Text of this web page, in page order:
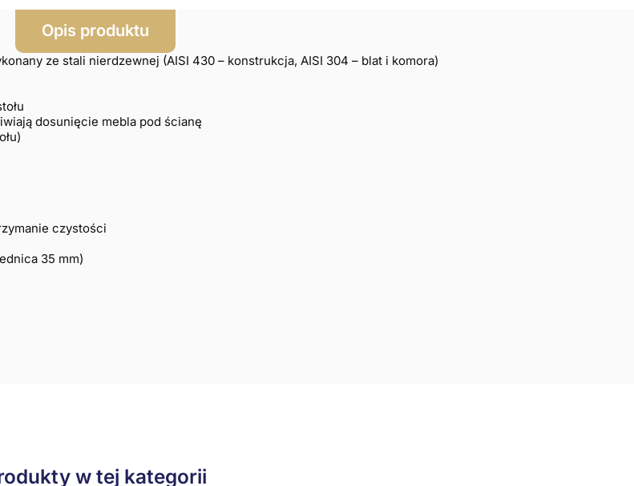
Opis produktu
ze stali nierdzewnej (AISI 430 – konstrukcja, AISI 304 – blat i komora)
dosunięcie mebla pod ścianę
czystości
35 mm)
w tej kategorii